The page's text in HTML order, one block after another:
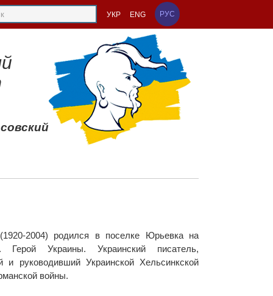
УКР ENG РУС
2004) родился в поселке Юрьевка на
Украины. Украинский писатель,
и руководивший Украинской Хельсинкской
войны.